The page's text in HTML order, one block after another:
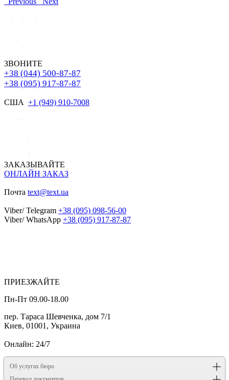
ЗВОНИТЕ
+38 (044) 500-87-87
+38 (095) 917-87-87
США +1 (949) 910-7008
ЗАКАЗЫВАЙТЕ
ОНЛАЙН ЗАКАЗ
Почта text@text.ua
Viber/ Telegram +38 (095) 098-56-00
Viber/ WhatsApp +38 (095) 917-87-87
ПРИЕЗЖАЙТЕ
Пн-Пт 09.00-18.00
пер. Тараса Шевченка, дом 7/1
Киев, 01001, Украина
Онлайн: 24/7
Об услугах бюро